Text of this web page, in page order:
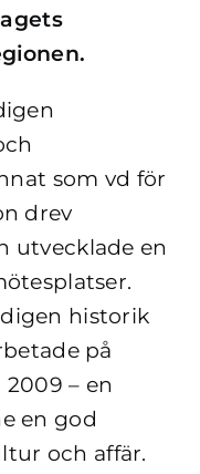
som vd för
drev
utvecklade en
historik
på
– en
en god
och affär.